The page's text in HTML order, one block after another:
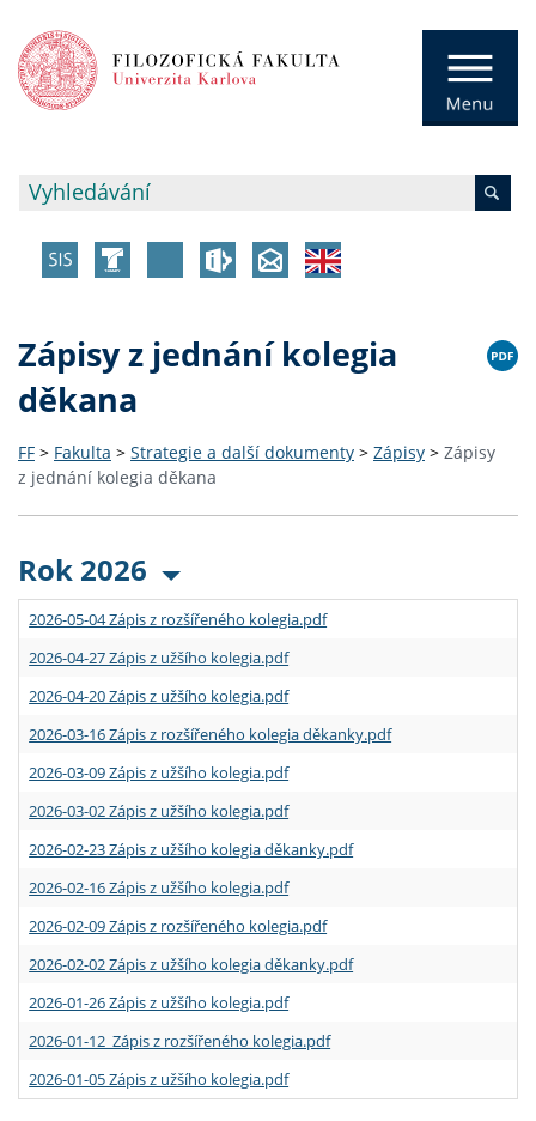
Zápisy z jednání kolegia
děkana
FF > Fakulta > Strategie a další dokumenty > Zápisy > Zápisy
z jednání kolegia děkana
Rok 2026
2026-05-04 Zápis z rozšířeného kolegia.pdf
2026-04-27 Zápis z užšího kolegia.pdf
2026-04-20 Zápis z užšího kolegia.pdf
2026-03-16 Zápis z rozšířeného kolegia děkanky.pdf
2026-03-09 Zápis z užšího kolegia.pdf
2026-03-02 Zápis z užšího kolegia.pdf
2026-02-23 Zápis z užšího kolegia děkanky.pdf
2026-02-16 Zápis z užšího kolegia.pdf
2026-02-09 Zápis z rozšířeného kolegia.pdf
2026-02-02 Zápis z užšího kolegia děkanky.pdf
2026-01-26 Zápis z užšího kolegia.pdf
2026-01-12 Zápis z rozšířeného kolegia.pdf
2026-01-05 Zápis z užšího kolegia.pdf